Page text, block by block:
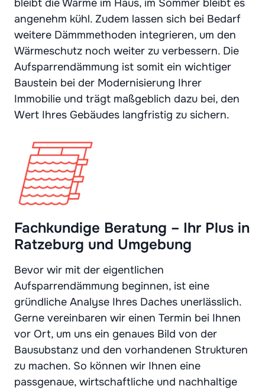
bleibt die Wärme im Haus, im Sommer bleibt es
angenehm kühl. Zudem lassen sich bei Bedarf
weitere Dämmmethoden integrieren, um den
Wärmeschutz noch weiter zu verbessern. Die
Aufsparrendämmung ist somit ein wichtiger
Baustein bei der Modernisierung Ihrer
Immobilie und trägt maßgeblich dazu bei, den
Wert Ihres Gebäudes langfristig zu sichern.
Fachkundige Beratung – Ihr Plus in
Ratzeburg und Umgebung
Bevor wir mit der eigentlichen
Aufsparrendämmung beginnen, ist eine
gründliche Analyse Ihres Daches unerlässlich.
Gerne vereinbaren wir einen Termin bei Ihnen
vor Ort, um uns ein genaues Bild von der
Bausubstanz und den vorhandenen Strukturen
zu machen. So können wir Ihnen eine
passgenaue, wirtschaftliche und nachhaltige